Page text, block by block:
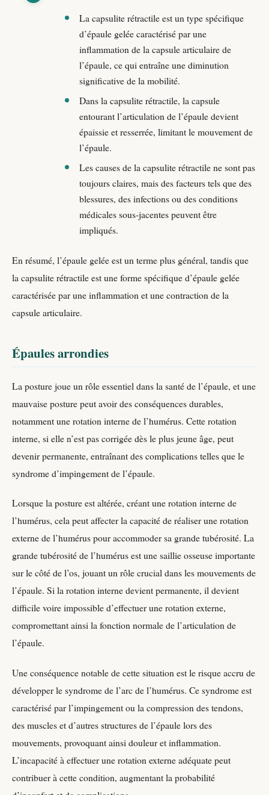
La capsulite rétractile est un type spécifique
d’épaule gelée caractérisé par une
inflammation de la capsule articulaire de
l’épaule, ce qui entraîne une diminution
significative de la mobilité.
Dans la capsulite rétractile, la capsule
entourant l’articulation de l’épaule devient
épaissie et resserrée, limitant le mouvement de
l’épaule.
Les causes de la capsulite rétractile ne sont pas
toujours claires, mais des facteurs tels que des
blessures, des infections ou des conditions
médicales sous-jacentes peuvent être
impliqués.
En résumé, l’épaule gelée est un terme plus général, tandis que
la capsulite rétractile est une forme spécifique d’épaule gelée
caractérisée par une inflammation et une contraction de la
capsule articulaire.
Épaules arrondies
La posture joue un rôle essentiel dans la santé de l’épaule, et une
mauvaise posture peut avoir des conséquences durables,
notamment une rotation interne de l’humérus. Cette rotation
interne, si elle n’est pas corrigée dès le plus jeune âge, peut
devenir permanente, entraînant des complications telles que le
syndrome d’impingement de l’épaule.
Lorsque la posture est altérée, créant une rotation interne de
l’humérus, cela peut affecter la capacité de réaliser une rotation
externe de l’humérus pour accommoder sa grande tubérosité. La
grande tubérosité de l’humérus est une saillie osseuse importante
sur le côté de l’os, jouant un rôle crucial dans les mouvements de
l’épaule. Si la rotation interne devient permanente, il devient
difficile voire impossible d’effectuer une rotation externe,
compromettant ainsi la fonction normale de l’articulation de
l’épaule.
Une conséquence notable de cette situation est le risque accru de
développer le syndrome de l’arc de l’humérus. Ce syndrome est
caractérisé par l’impingement ou la compression des tendons,
des muscles et d’autres structures de l’épaule lors des
mouvements, provoquant ainsi douleur et inflammation.
L’incapacité à effectuer une rotation externe adéquate peut
contribuer à cette condition, augmentant la probabilité